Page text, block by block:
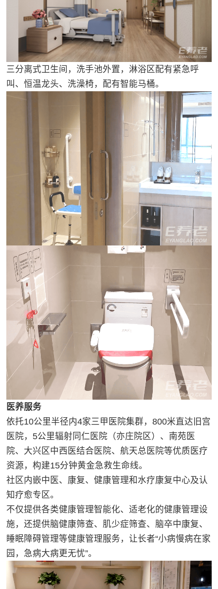
三分离式卫生间，洗手池外置，淋浴区配有紧急呼
叫、恒温龙头、洗澡椅，配有智能马桶。
医养服务
依托10公里半径内4家三甲医院集群，800米直达旧宫
医院，5公里辐射同仁医院（亦庄院区）、南苑医
院、大兴区中西医结合医院、航天总医院等优质医疗
资源，构建15分钟黄金急救生命线。
社区内嵌中医、康复、健康管理和水疗康复中心及认
知疗愈专区。
不仅提供各类健康管理智能化、适老化的健康管理设
施，还提供脑健康筛查、肌少症筛查、脑卒中康复、
睡眠障碍管理等健康管理服务，让长者“小病慢病在家
园，急病大病更无忧”。